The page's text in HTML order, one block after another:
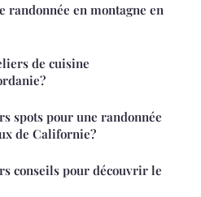
en montagne en
de cuisine
spots pour une randonnée
de Californie?
conseils pour découvrir le